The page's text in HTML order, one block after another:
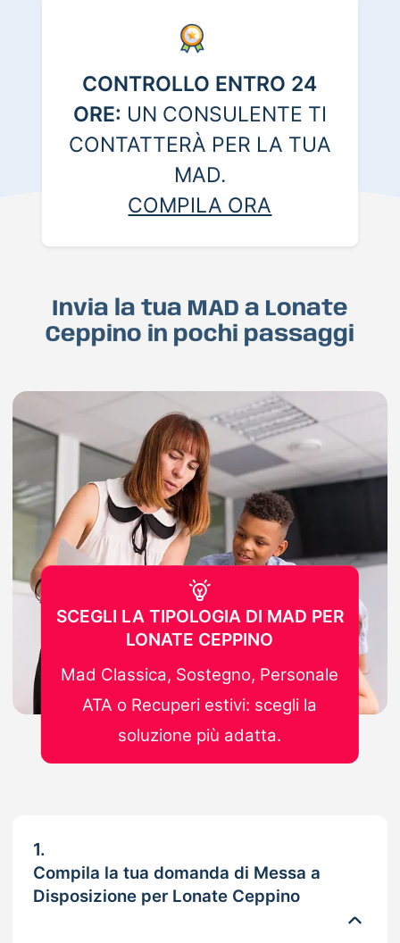
CONTROLLO ENTRO 24
ORE: UN CONSULENTE TI
CONTATTERÀ PER LA TUA
MAD.
COMPILA ORA
Invia la tua MAD a Lonate
Ceppino in pochi passaggi
1.
Compila la tua domanda di Messa a
Disposizione per Lonate Ceppino
SCEGLI LA TIPOLOGIA DI MAD PER
LONATE CEPPINO
Mad Classica, Sostegno, Personale
ATA o Recuperi estivi: scegli la
soluzione più adatta.